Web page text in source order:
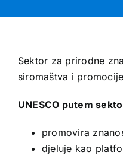
Sektor za prirodne
siromaštva i
UNESCO putem
promovira
djeluje kao